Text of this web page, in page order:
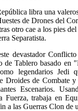
libra una
de Drones del
otro cae a los pies
Separatista.
devastador
de Tablero basado en
legendarios Jedi
Droides de Combate
Escenarios.
Fuerza, trabaja en
a las Guerras Clon de